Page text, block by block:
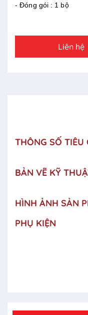
- Đóng gói : 1 bộ
Liên hệ
THÔNG SỐ TIÊU
BẢN VẼ KỸ
HÌNH ẢNH SẢN
PHỤ KIỆN